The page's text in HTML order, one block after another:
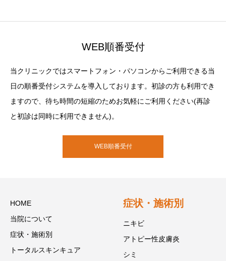
WEB順番受付
当クリニックではスマートフォン・パソコンからご利用できる当
日の順番受付システムを導入しております。初診の方も利用でき
ますので、待ち時間の短縮のためお気軽にご利用ください(再診
と初診は同時に利用できません)。
WEB順番受付
HOME
当院について
症状・施術別
トータルスキンキュア
症状・施術別
ニキビ
アトピー性皮膚炎
シミ